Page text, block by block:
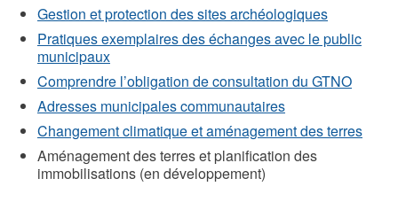
Gestion et protection des sites archéologiques
Pratiques exemplaires des échanges avec le public
municipaux
Comprendre l’obligation de consultation du GTNO
Adresses municipales communautaires
Changement climatique et aménagement des terres
Aménagement des terres et planification des
immobilisations (en développement)